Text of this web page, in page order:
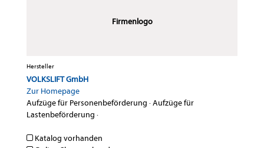
Firmenlogo
Hersteller
VOLKSLIFT GmbH
Zur Homepage
Aufzüge für Personenbeförderung ·Aufzüge für
Lastenbeförderung ·
Katalog vorhanden